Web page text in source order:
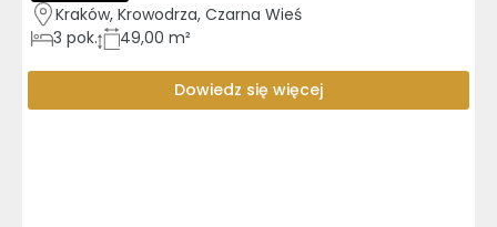
Kraków, Krowodrza, Czarna Wieś
3 pok. 49,00 m²
Dowiedz się więcej